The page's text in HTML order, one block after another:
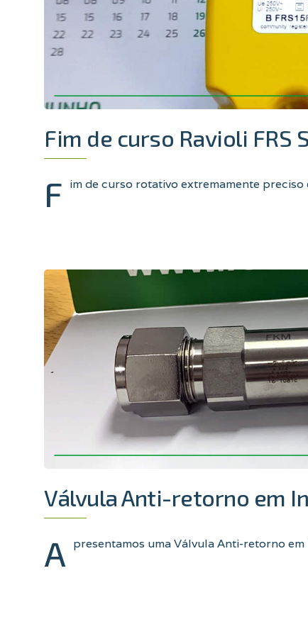
Fim de curso Ravioli FRS
F im de curso rotativo extremamente preciso
Válvula Anti-retorno em
A presentamos uma Válvula Anti-retorno em